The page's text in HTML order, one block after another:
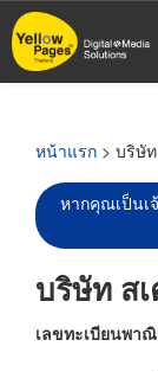
ข้าม
ไป
หน้าแรก > บริษั
หากคุณเป็นเ
บริษัท ส
เลขทะเบียนพา